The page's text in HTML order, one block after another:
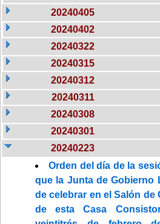
20240405
20240402
20240322
20240315
20240312
20240311
20240308
20240301
20240223
Orden del día de la
que la Junta de Gobierno
de celebrar en el Salón de
de esta Casa